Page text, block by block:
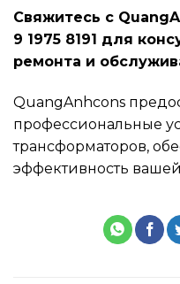
Свяжитесь с
9 1975 8191 для
ремонта и
QuangAnhcons
профессиональные
трансформаторов,
эффективность